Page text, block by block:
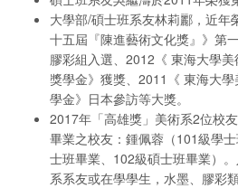
大學部/碩士班系友林莉酈，近
十五屆『陳進藝術文化獎』》第
膠彩組入選、2012《 東海大學
獎學金》獲獎、2011《 東海大
學金》日本參訪等大獎。
2017年「高雄獎」美術系2位校
畢業之校友：鍾佩蓉（101級學
士班畢業、102級碩士班畢業）
系系友或在學學生，水墨、膠彩